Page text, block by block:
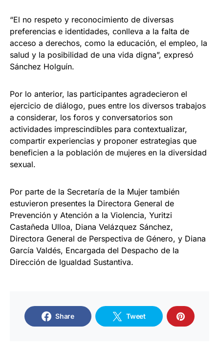
“El no respeto y reconocimiento de diversas
preferencias e identidades, conlleva a la falta de
acceso a derechos, como la educación, el empleo, la
salud y la posibilidad de una vida digna”, expresó
Sánchez Holguín.
Por lo anterior, las participantes agradecieron el
ejercicio de diálogo, pues entre los diversos trabajos
a considerar, los foros y conversatorios son
actividades imprescindibles para contextualizar,
compartir experiencias y proponer estrategias que
beneficien a la población de mujeres en la diversidad
sexual.
Por parte de la Secretaría de la Mujer también
estuvieron presentes la Directora General de
Prevención y Atención a la Violencia, Yuritzi
Castañeda Ulloa, Diana Velázquez Sánchez,
Directora General de Perspectiva de Género, y Diana
García Valdés, Encargada del Despacho de la
Dirección de Igualdad Sustantiva.
Share Tweet